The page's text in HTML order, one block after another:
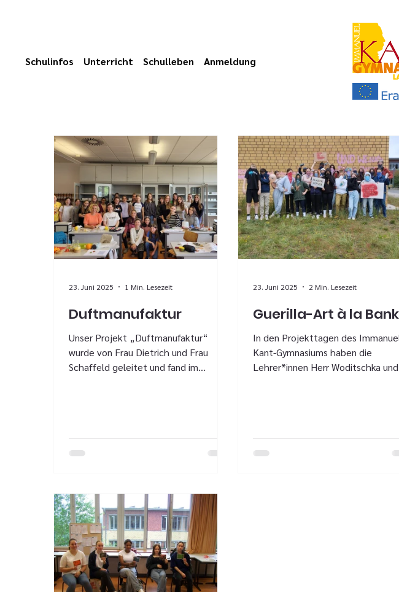
Schulinfos Unterricht Schulleben Anmeldung
Duftmanufaktur
Unser Projekt „Duftmanufaktur“
wurde von Frau Dietrich und Frau
Schaffeld geleitet und fand im
23. Juni 2025 1 Min. Lesezeit
Guerilla-Art à la
In den Projekttagen des
Kant-Gymnasiums haben die
Lehrer*innen Herr Woditschka und
23. Juni 2025 2 Min. Lesezeit